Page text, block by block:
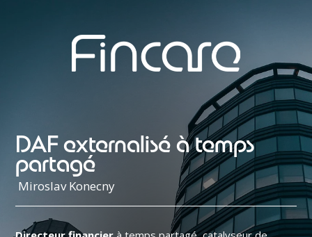
DAF externalisé à temps
partagé
Miroslav Konecny